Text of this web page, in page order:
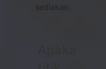
sediakan.